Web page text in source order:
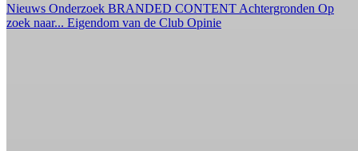
Nieuws Onderzoek BRANDED CONTENT Achtergronden Op
zoek naar... Eigendom van de Club Opinie